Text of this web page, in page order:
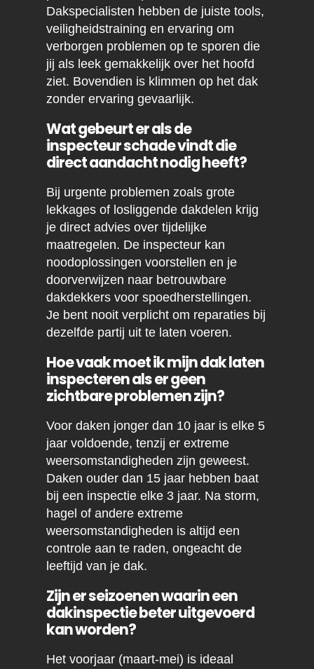
Dakspecialisten hebben de juiste tools,
veiligheidstraining en ervaring om
verborgen problemen op te sporen die
jij als leek gemakkelijk over het hoofd
ziet. Bovendien is klimmen op het dak
zonder ervaring gevaarlijk.
Wat gebeurt er als de
inspecteur schade vindt die
direct aandacht nodig heeft?
Bij urgente problemen zoals grote
lekkages of losliggende dakdelen krijg
je direct advies over tijdelijke
maatregelen. De inspecteur kan
noodoplossingen voorstellen en je
doorverwijzen naar betrouwbare
dakdekkers voor spoedherstellingen.
Je bent nooit verplicht om reparaties bij
dezelfde partij uit te laten voeren.
Hoe vaak moet ik mijn dak laten
inspecteren als er geen
zichtbare problemen zijn?
Voor daken jonger dan 10 jaar is elke 5
jaar voldoende, tenzij er extreme
weersomstandigheden zijn geweest.
Daken ouder dan 15 jaar hebben baat
bij een inspectie elke 3 jaar. Na storm,
hagel of andere extreme
weersomstandigheden is altijd een
controle aan te raden, ongeacht de
leeftijd van je dak.
Zijn er seizoenen waarin een
dakinspectie beter uitgevoerd
kan worden?
Het voorjaar (maart-mei) is ideaal